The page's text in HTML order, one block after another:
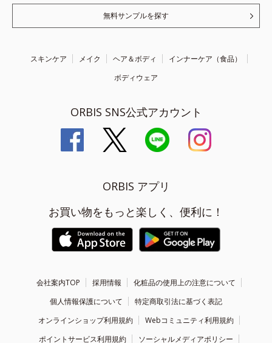
無料サンプルを探す
スキンケア メイク ヘア＆ボディ
インナーケア（食品）
ボディウェア
ORBIS SNS公式アカウント
ORBIS アプリ
お買い物をもっと楽しく、便利に！
会社案内TOP 採用情報
化粧品の使用上の注意について
個人情報保護について
特定商取引法に基づく表記
オンラインショップ利用規約
Webコミュニティ利用規約
ポイントサービス利用規約
ソーシャルメディアポリシー